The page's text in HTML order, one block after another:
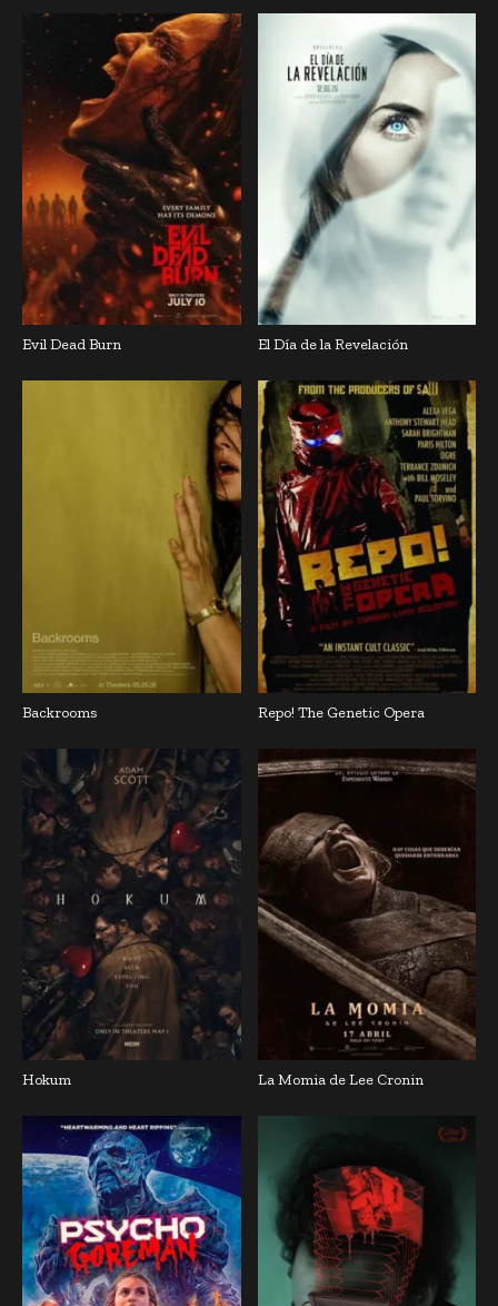
Evil Dead Burn El Día de la Revelación
Backrooms Repo! The Genetic Opera
Hokum La Momia de Lee Cronin